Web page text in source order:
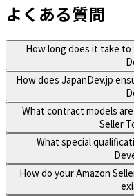
よくある質問
How long does it take to
How does JapanDev.jp
What contract models
Seller
What special
How do your Amazon